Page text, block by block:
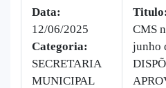
Data:
12/06/2025
Categoria:
SECRETARIA
MUNICIPAL
Titulo:
CMS
junho